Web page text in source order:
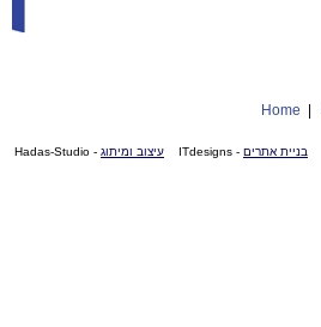
Home
בניית אתרים - ITdesigns עיצוב ומיתוג - Hadas-Studio